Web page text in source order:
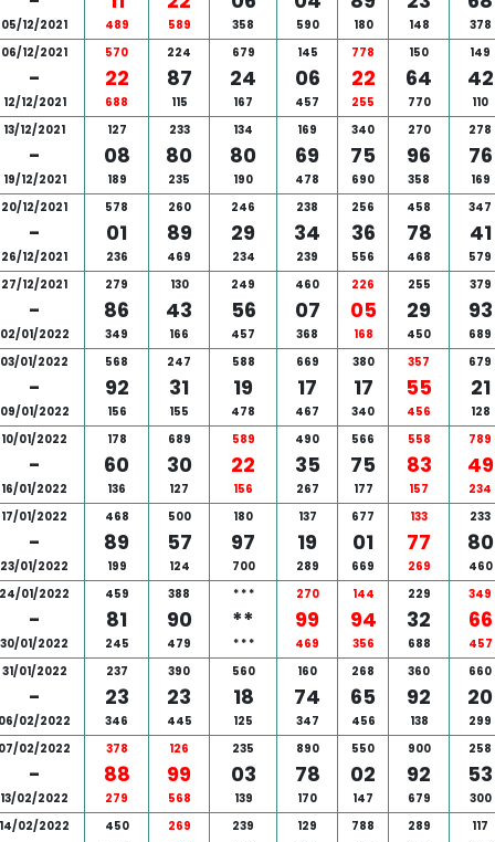
05/12/2021 489 589 358 590 180 148
378
06/12/2021
-
12/12/2021
570
22
688
224
87
115
679
24
167
145
06
457
778
22
255
150
64
770
149
42
110
13/12/2021
-
19/12/2021
127
08
189
233
80
235
134
80
190
169
69
478
340
75
690
270
96
358
278
76
169
20/12/2021
-
26/12/2021
578
01
236
260
89
469
246
29
234
238
34
239
256
36
556
458
78
468
347
41
579
27/12/2021
-
02/01/2022
279
86
349
130
43
166
249
56
457
460
07
368
226
05
168
255
29
450
379
93
689
03/01/2022
-
09/01/2022
568
92
156
247
31
155
588
19
478
669
17
467
380
17
340
357
55
456
679
21
128
10/01/2022
-
16/01/2022
178
60
136
689
30
127
589
22
156
490
35
267
566
75
177
558
83
157
789
49
234
17/01/2022
-
23/01/2022
468
89
199
500
57
124
180
97
700
137
19
289
677
01
669
133
77
269
233
80
460
24/01/2022
-
30/01/2022
459
81
245
388
90
479
* * *
**
* * *
270
99
469
144
94
356
229
32
688
349
66
457
31/01/2022
-
02/2022
237
23
346
390
23
445
560
18
125
160
74
347
268
65
456
360
92
138
660
20
299
02/2022
-
13/02/2022
378
88
279
126
99
568
235
03
139
890
78
170
550
02
147
900
92
679
258
53
300
14/02/2022
450 269 239 129 788 289 117